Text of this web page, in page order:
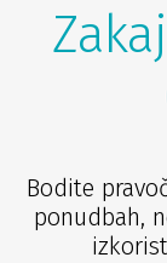
Bodite
ponudbah,